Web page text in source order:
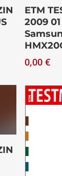
ETM
2009
0,00€